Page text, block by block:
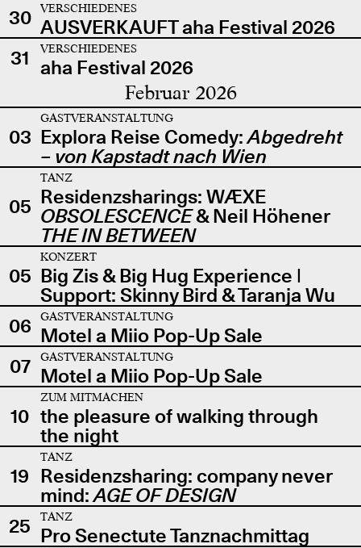
30
VERSCHIEDENES
AUSVERKAUFT aha Festival 2026
31
VERSCHIEDENES
aha Festival 2026
Februar 2026
03
GASTVERANSTALTUNG
Explora Reise Comedy:Abgedreht
– von Kapstadt nach Wien
05
TANZ
Residenzsharings: WÆXE
OBSOLESCENCE& Neil Höhener
THE IN BETWEEN
05
KONZERT
Big Zis & Big Hug Experience |
Support: Skinny Bird & Taranja Wu
06
GASTVERANSTALTUNG
Motel a Miio Pop-Up Sale
07
GASTVERANSTALTUNG
Motel a Miio Pop-Up Sale
10
ZUM MITMACHEN
the pleasure of walking through
the night
19
TANZ
Residenzsharing: company never
mind:AGE OF DESIGN
25
TANZ
Pro Senectute Tanznachmittag